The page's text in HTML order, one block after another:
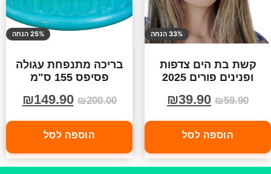
33% הנחה
קשת בת הים צדפות
ופנינים פורים 2025
₪59.90
₪39.90
הוספה לסל
25% הנחה
בריכה מתנפחת עגולה
פסיפס 155 ס"מ
₪200.00
₪149.90
הוספה לסל